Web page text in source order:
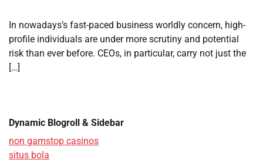
In nowadays’s fast-paced business worldly concern, high-
profile individuals are under more scrutiny and potential
risk than ever before. CEOs, in particular, carry not just the
[…]
Dynamic Blogroll & Sidebar
non gamstop casinos
situs bola